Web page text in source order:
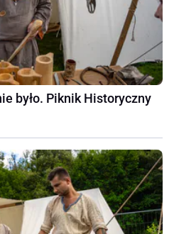
było. Piknik Historyczny